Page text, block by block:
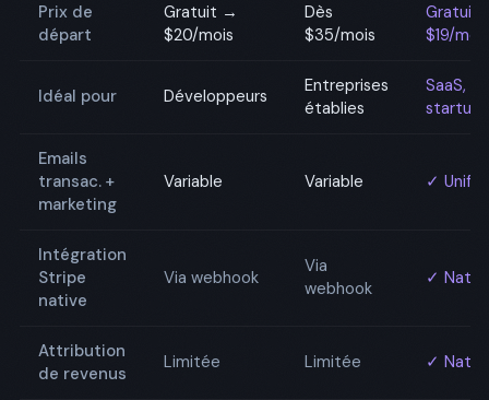
Prix de
départ
Gratuit →
$20/mois
Dès
$35/mois
Gratuit
$19/mois
Idéal pour Développeurs
Entreprises
établies
SaaS,
startups
Emails
transac. +
marketing
Variable Variable ✓ Unifié
Intégration
Stripe
native
Via webhook
Via
webhook
✓
Attribution
de revenus
Limitée Limitée ✓